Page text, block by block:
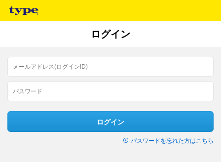
ログイン
ログイン
パスワードを忘れた方はこちら